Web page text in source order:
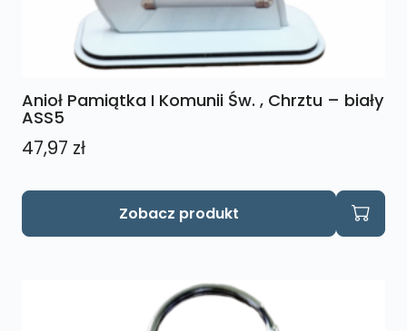
Anioł Pamiątka I Komunii Św. , Chrztu – biały
ASS5
47,97 zł
Zobacz produkt